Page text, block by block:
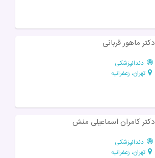
دکتر ماهور قربانی
دندانپزشکی
تهران، زعفرانیه
دکتر کامران اسماعیلی منش
دندانپزشکی
تهران، زعفرانیه